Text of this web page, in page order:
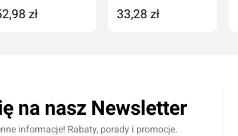
zł 33,28 zł
na nasz Newsletter
informacje! Rabaty, porady i promocje.